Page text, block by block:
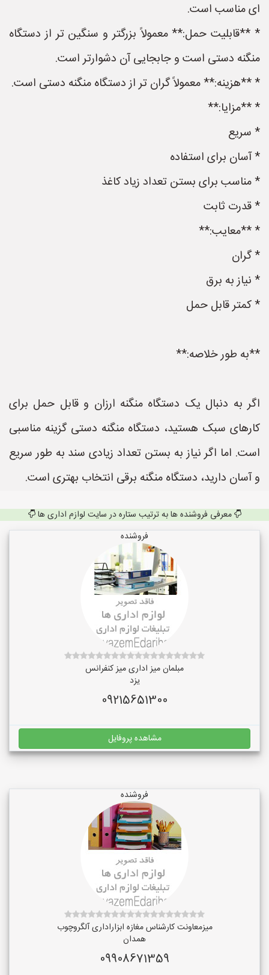
ای مناسب است.
* **قابلیت حمل:** معمولاً بزرگتر و سنگین تر از دستگاه
منگنه دستی است و جابجایی آن دشوارتر است.
* **هزینه:** معمولاً گران تر از دستگاه منگنه دستی است.
* **مزایا:**
* سریع
* آسان برای استفاده
* مناسب برای بستن تعداد زیاد کاغذ
* قدرت ثابت
* **معایب:**
* گران
* نیاز به برق
* کمتر قابل حمل
**به طور خلاصه:**
اگر به دنبال یک دستگاه منگنه ارزان و قابل حمل برای
کارهای سبک هستید، دستگاه منگنه دستی گزینه مناسبی
است. اما اگر نیاز به بستن تعداد زیادی سند به طور سریع
و آسان دارید، دستگاه منگنه برقی انتخاب بهتری است.
معرفی فروشنده ها به ترتیب ستاره در سایت لوازم اداری ها
فروشنده
مبلمان میز اداری میز کنفرانس
یزد
09215651300
مشاهده پروفایل
فروشنده
میزمعاونت کارشناس مغازه ابزاراداری آلگروچوب
همدان
09908671359